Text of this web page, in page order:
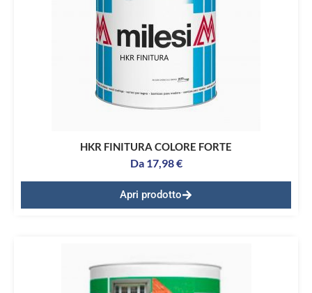
HKR FINITURA COLORE FORTE
Da 17,98€
Apri prodotto